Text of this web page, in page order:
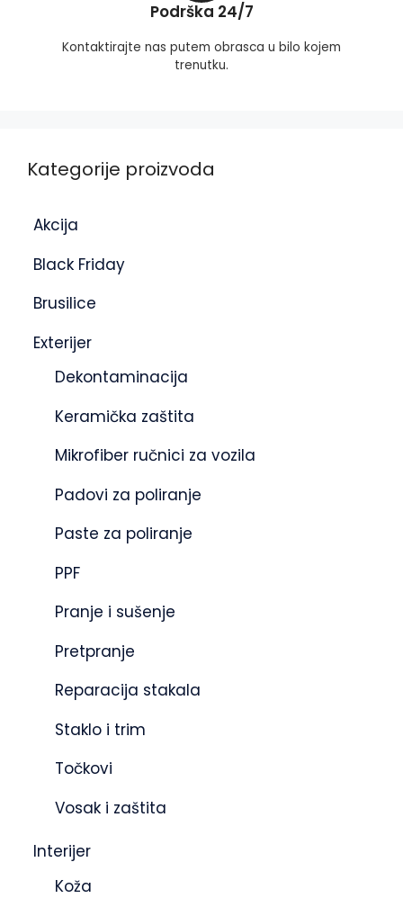
Podrška 24/7
Kontaktirajte nas putem obrasca u bilo kojem
trenutku.
Kategorije proizvoda
Akcija
Black Friday
Brusilice
Exterijer
Dekontaminacija
Keramička zaštita
Mikrofiber ručnici za vozila
Padovi za poliranje
Paste za poliranje
PPF
Pranje i sušenje
Pretpranje
Reparacija stakala
Staklo i trim
Točkovi
Vosak i zaštita
Interijer
Koža